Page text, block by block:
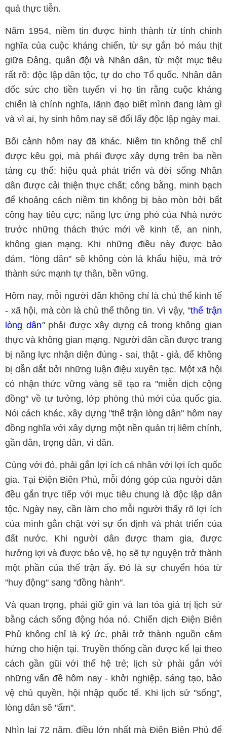
quả thực tiễn.
Năm 1954, niềm tin được hình thành từ tính chính
nghĩa của cuộc kháng chiến, từ sự gắn bó máu thịt
giữa Đảng, quân đội và Nhân dân, từ một mục tiêu
rất rõ: độc lập dân tộc, tự do cho Tổ quốc. Nhân dân
dốc sức cho tiền tuyến vì họ tin rằng cuộc kháng
chiến là chính nghĩa, lãnh đạo biết mình đang làm gì
và vì ai, hy sinh hôm nay sẽ đổi lấy độc lập ngày mai.
Bối cảnh hôm nay đã khác. Niềm tin không thể chỉ
được kêu gọi, mà phải được xây dựng trên ba nền
tảng cụ thể: hiệu quả phát triển và đời sống Nhân
dân được cải thiện thực chất; công bằng, minh bạch
để khoảng cách niềm tin không bị bào mòn bởi bất
công hay tiêu cực; năng lực ứng phó của Nhà nước
trước những thách thức mới về kinh tế, an ninh,
không gian mạng. Khi những điều này được bảo
đảm, "lòng dân" sẽ không còn là khẩu hiệu, mà trở
thành sức mạnh tự thân, bền vững.
Hôm nay, mỗi người dân không chỉ là chủ thể kinh tế
- xã hội, mà còn là chủ thể thông tin. Vì vậy, "thế trận
lòng dân"phải được xây dựng cả trong không gian
thực và không gian mạng. Người dân cần được trang
bị năng lực nhận diện đúng - sai, thật - giả, để không
bị dẫn dắt bởi những luận điệu xuyên tạc. Một xã hội
có nhận thức vững vàng sẽ tạo ra "miễn dịch cộng
đồng" về tư tưởng, lớp phòng thủ mới của quốc gia.
Nói cách khác, xây dựng "thế trận lòng dân" hôm nay
đồng nghĩa với xây dựng một nền quản trị liêm chính,
gần dân, trọng dân, vì dân.
Cùng với đó, phải gắn lợi ích cá nhân với lợi ích quốc
gia. Tại Điện Biên Phủ, mỗi đóng góp của người dân
đều gắn trực tiếp với mục tiêu chung là độc lập dân
tộc. Ngày nay, cần làm cho mỗi người thấy rõ lợi ích
của mình gắn chặt với sự ổn định và phát triển của
đất nước. Khi người dân được tham gia, được
hưởng lợi và được bảo vệ, họ sẽ tự nguyện trở thành
một phần của thế trận ấy. Đó là sự chuyển hóa từ
"huy động" sang "đồng hành".
Và quan trọng, phải giữ gìn và lan tỏa giá trị lịch sử
bằng cách sống động hóa nó. Chiến dịch Điện Biên
Phủ không chỉ là ký ức, phải trở thành nguồn cảm
hứng cho hiện tại. Truyền thống cần được kể lại theo
cách gần gũi với thế hệ trẻ; lịch sử phải gắn với
những vấn đề hôm nay - khởi nghiệp, sáng tạo, bảo
vệ chủ quyền, hội nhập quốc tế. Khi lịch sử "sống",
lòng dân sẽ "ấm".
Nhìn lại 72 năm, điều lớn nhất mà Điện Biên Phủ để